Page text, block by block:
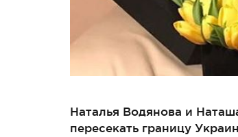
Наталья Водянова и
пересекать границу